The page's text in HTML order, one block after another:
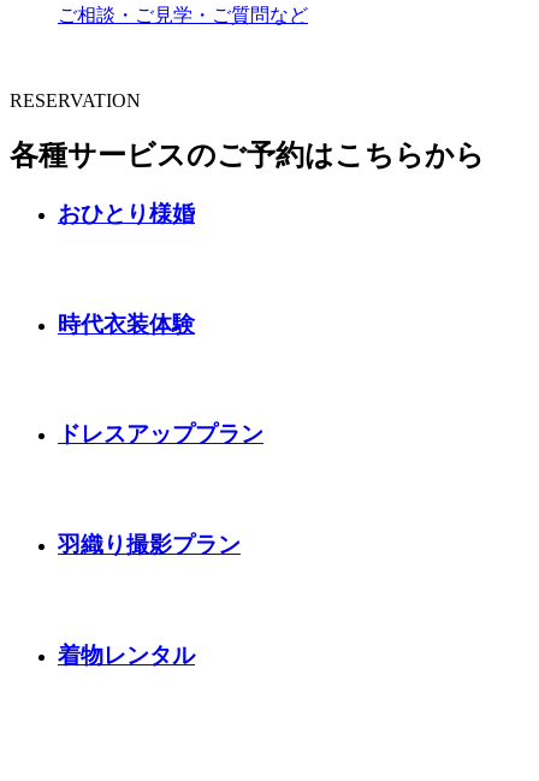
ご相談・ご見学・ご質問など
RESERVATION
各種サービスのご予約はこちらから
おひとり様婚
時代衣装体験
ドレスアッププラン
羽織り撮影プラン
着物レンタル